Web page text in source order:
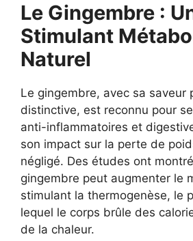
Le Gingembre :
Stimulant
Naturel
Le gingembre, avec sa saveur
distinctive, est reconnu pour
anti-inflammatoires et
son impact sur la perte de
négligé. Des études ont
gingembre peut augmenter le
stimulant la thermogenèse, le
lequel le corps brûle des
de la chaleur.